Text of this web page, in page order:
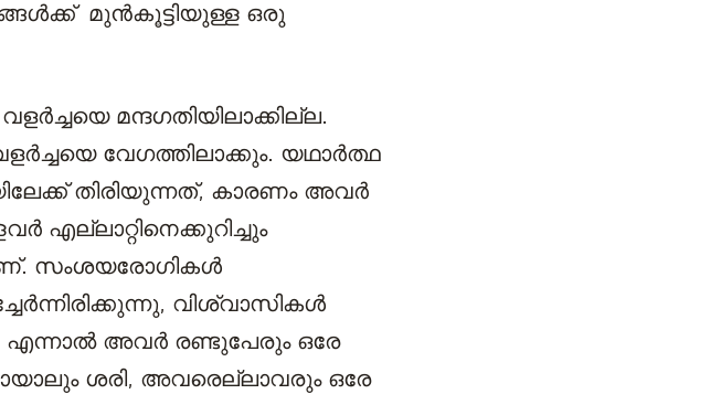
മുൻകൂട്ടിയുള്ള ഒരു
മന്ദഗതിയിലാക്കില്ല.
വേഗത്തിലാക്കും. യഥാർത്ഥ
തിരിയുന്നത്, കാരണം അവർ
എല്ലാറ്റിനെക്കുറിച്ചും
സംശയരോഗികൾ
വിശ്വാസികൾ
എന്നാൽ അവർ രണ്ടുപേരും ഒരേ
ശരി, അവരെല്ലാവരും ഒരേ